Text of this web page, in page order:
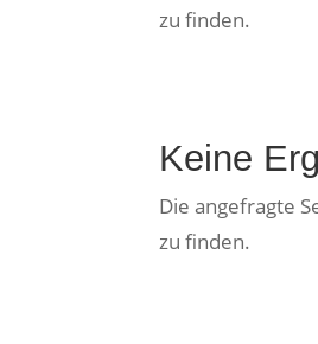
zu finden.
Keine
Die angefragte
zu finden.